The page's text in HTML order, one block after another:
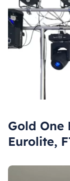
Gold One
Eurolite,